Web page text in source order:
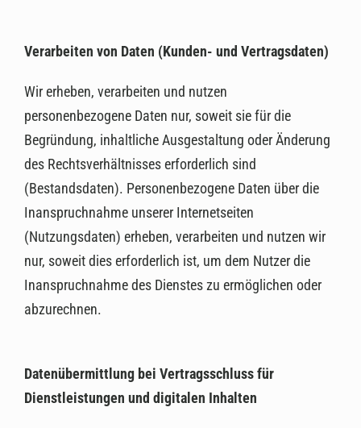
Verarbeiten von Daten (Kunden- und Vertragsdaten)
Wir erheben, verarbeiten und nutzen
personenbezogene Daten nur, soweit sie für die
Begründung, inhaltliche Ausgestaltung oder Änderung
des Rechtsverhältnisses erforderlich sind
(Bestandsdaten). Personenbezogene Daten über die
Inanspruchnahme unserer Internetseiten
(Nutzungsdaten) erheben, verarbeiten und nutzen wir
nur, soweit dies erforderlich ist, um dem Nutzer die
Inanspruchnahme des Dienstes zu ermöglichen oder
abzurechnen.
Datenübermittlung bei Vertragsschluss für
Dienstleistungen und digitalen Inhalten